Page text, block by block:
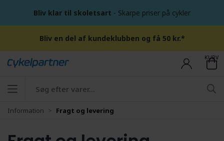
Bliv klar til skoletsart - Skarpe priser på cykler
Bliv en del af kundeklubben og få 50 kr.*
KURV
Information Fragt og levering